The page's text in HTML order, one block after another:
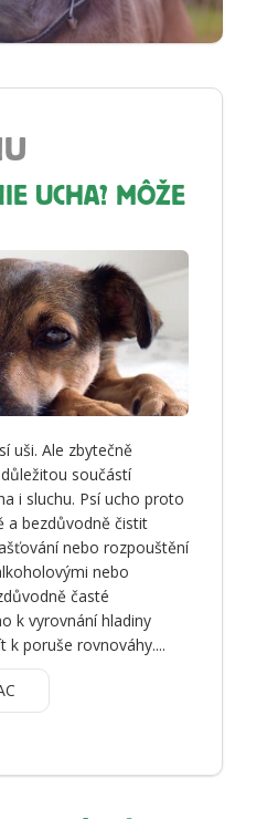
UCHA? MÔŽE
uši. Ale zbytečně
součástí
i sluchu. Psí ucho proto
a bezdůvodně čistit
nebo rozpouštění
nebo
časté
k vyrovnání hladiny
poruše rovnováhy....